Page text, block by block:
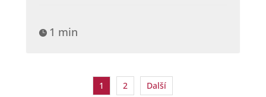
 1 min
1 2 Další